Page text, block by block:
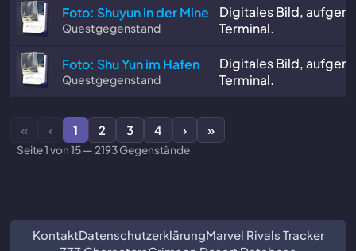
Foto: Shuyun in der Mine
Questgegenstand
Digitales Bild,
Terminal.
Foto: Shu Yun im Hafen
Questgegenstand
Digitales Bild,
Terminal.
« ‹ 1 2 3 4 › »
Seite 1 von 15 — 2193 Gegenstände
KontaktDatenschutzerklärungMarvel Rivals Tracker